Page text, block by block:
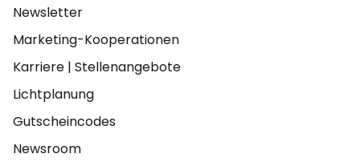
Newsletter
Marketing-Kooperationen
Karriere | Stellenangebote
Lichtplanung
Gutscheincodes
Newsroom